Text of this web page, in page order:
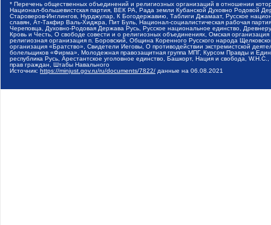
* Перечень общественных объединений и религиозных организаций в отношении
Национал-большевистская партия, ВЕК РА, Рада земли Кубанской Духовно Родовой
Староверов-Инглингов, Нурджулар, К Богодержавию, Таблиги Джамаат, Русское
славян, Ат-Такфир Валь-Хиджра, Пит Буль, Национал-социалистическая рабочая
Череповца, Духовно-Родовая Держава Русь, Русское национальное единство,
Кровь и Честь, О свободе совести и о религиозных объединениях, Омская
религиозная организация п. Боровский, Община Коренного Русского народа
организация «Братство», Свидетели Иеговы, О противодействии экстремистской
болельщиков «Фирма», Молодежная правозащитная группа МПГ, Курсом Правды и
республика Русь, Арестантское уголовное единство, Башкорт, Нация и свобода,
прав граждан, Штабы Навального
Источник: https://minjust.gov.ru/ru/documents/7822/ данные на 06.08.2021